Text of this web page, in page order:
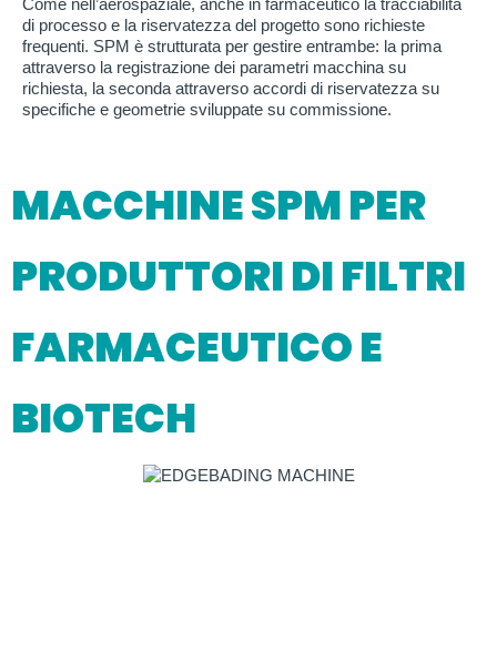
Come nell’aerospaziale, anche in farmaceutico la tracciabilità
di processo e la riservatezza del progetto sono richieste
frequenti. SPM è strutturata per gestire entrambe: la prima
attraverso la registrazione dei parametri macchina su
richiesta, la seconda attraverso accordi di riservatezza su
specifiche e geometrie sviluppate su commissione.
MACCHINE SPM PER
PRODUTTORI DI FILTRI
FARMACEUTICO E
BIOTECH